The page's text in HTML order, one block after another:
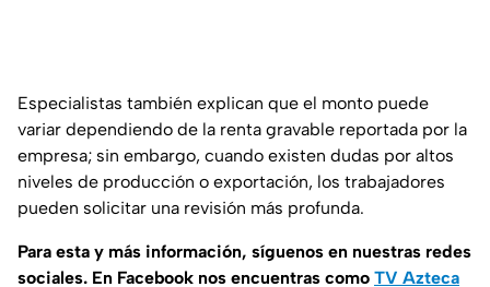
Especialistas también explican que el monto puede
variar dependiendo de la renta gravable reportada por la
empresa; sin embargo, cuando existen dudas por altos
niveles de producción o exportación, los trabajadores
pueden solicitar una revisión más profunda.
Para esta y más información, síguenos en nuestras redes
sociales. En Facebook nos encuentras como TV Azteca